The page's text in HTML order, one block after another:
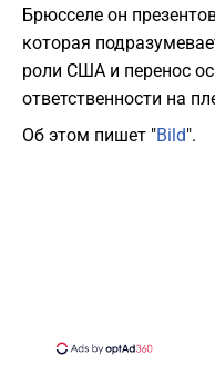
Брюсселе он
которая
роли США и перенос
ответственности на
Об этом пишет "Bild".